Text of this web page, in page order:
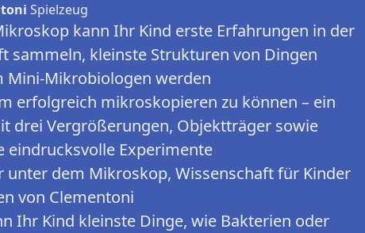
Spielzeug
kann Ihr Kind erste Erfahrungen in der
sammeln, kleinste Strukturen von Dingen
Mini-Mikrobiologen werden
erfolgreich mikroskopieren zu können – ein
drei Vergrößerungen, Objektträger sowie
eindrucksvolle Experimente
unter dem Mikroskop, Wissenschaft für Kinder
von Clementoni
Ihr Kind kleinste Dinge, wie Bakterien oder